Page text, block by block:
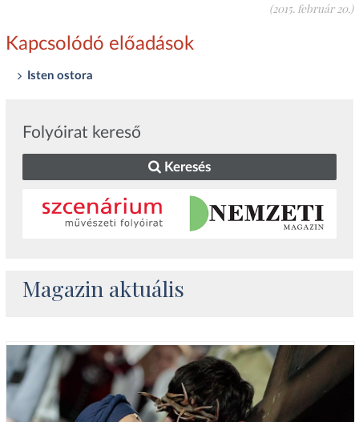
(2015. február 20.)
Kapcsolódó előadások
Isten ostora
Folyóirat kereső
Keresés
Magazin aktuális